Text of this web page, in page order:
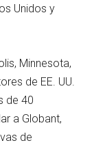
Unidos y
Minnesota,
de EE. UU.
de 40
a Globant,
de